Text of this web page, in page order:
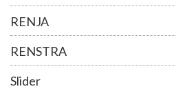
RENJA
RENSTRA
Slider